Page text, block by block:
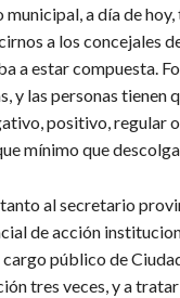
a día de hoy,
a los concejales
a estar compuesta.
las personas tienen
positivo, regular
mínimo que
al secretario
de acción
público de
tres veces, y a